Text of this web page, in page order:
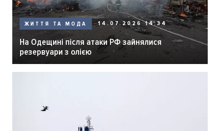
ЖИТТЯ ТА МОДА 14.07.2026 14:34
На Одещині після атаки РФ зайнялися
резервуари з олією